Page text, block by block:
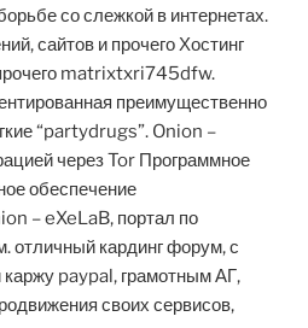
со слежкой в интернетах.
сайтов и прочего Хостинг
matrixtxri745dfw.
преимущественно
“partydrugs”. Onion –
через Tor Программное
обеспечение
– eXeLaB, портал по
отличный кардинг форум, с
paypal, грамотным АГ,
своих сервисов,